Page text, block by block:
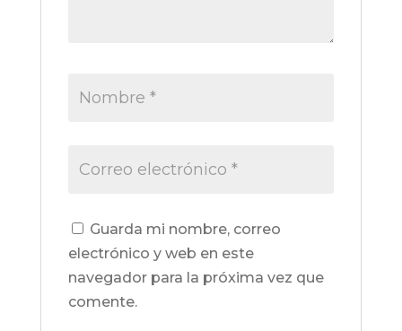
Guarda mi nombre, correo
electrónico y web en este
navegador para la próxima vez que
comente.